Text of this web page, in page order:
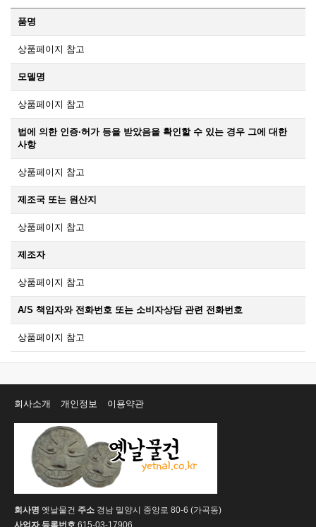
품명
상품페이지 참고
모델명
상품페이지 참고
법에 의한 인증·허가 등을 받았음을 확인할 수 있는 경우 그에 대한
사항
상품페이지 참고
제조국 또는 원산지
상품페이지 참고
제조자
상품페이지 참고
A/S 책임자와 전화번호 또는 소비자상담 관련 전화번호
상품페이지 참고
회사소개 개인정보 이용약관
회사명 옛날물건 주소 경남 밀양시 중앙로 80-6 (가곡동)
사업자 등록번호 615-03-17906